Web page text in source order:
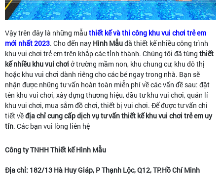
Vậy trên đây là những mẫu thiết kế và thi công khu vui chơi trẻ em
mới nhất 2023. Cho đến nay Hình Mẫuđã thiết kế nhiều công trình
khu vui chơi trẻ em trên khắp các tỉnh thành. Chúng tôi đã từng thiết
kế nhiều khu vui chơi ở trường mầm non, khu chung cư, khu đô thị
hoặc khu vui chơi dành riêng cho các bé ngay trong nhà. Bạn sẽ
nhận được những tư vấn hoàn toàn miễn phí về các vấn đề sau: đặt
tên khu vui chơi, xây dựng thương hiệu, đầu tư khu vui chơi, quản lí
khu vui chơi, mua sắm đồ chơi, thiết bị vui chơi. Để được tư vấn chi
tiết vềđịa chỉ cung cấp dịch vụ tư vấn thiết kế khu vui chơi trẻ em uy
tín. Các bạn vui lòng liên hệ
Công ty TNHH Thiết kế Hình Mẫu
Địa chỉ: 182/13 Hà Huy Giáp, P Thạnh Lộc, Q12, TP.Hồ Chí Minh